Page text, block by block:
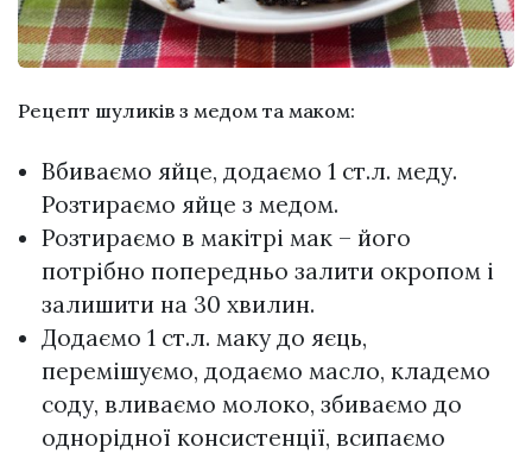
Рецепт шуликів з медом та маком:
Вбиваємо яйце, додаємо 1 ст.л. меду.
Розтираємо яйце з медом.
Розтираємо в макітрі мак – його
потрібно попередньо залити окропом і
залишити на 30 хвилин.
Додаємо 1 ст.л. маку до яєць,
перемішуємо, додаємо масло, кладемо
соду, вливаємо молоко, збиваємо до
однорідної консистенції, всипаємо